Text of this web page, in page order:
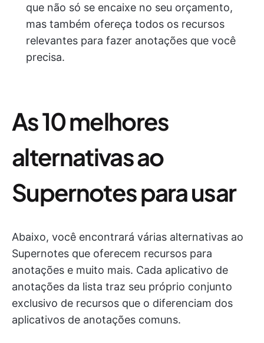
que não só se encaixe no seu orçamento,
mas também ofereça todos os recursos
relevantes para fazer anotações que você
precisa.
As 10 melhores
alternativas ao
Supernotes para usar
Abaixo, você encontrará várias alternativas ao
Supernotes que oferecem recursos para
anotações e muito mais. Cada aplicativo de
anotações da lista traz seu próprio conjunto
exclusivo de recursos que o diferenciam dos
aplicativos de anotações comuns.